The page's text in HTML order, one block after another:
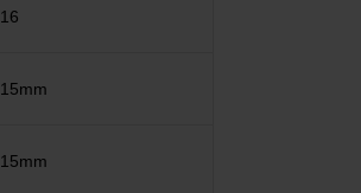
16
15mm
15mm